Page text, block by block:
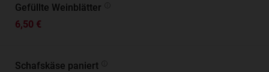
Gefüllte Weinblätter
6,50 €
Schafskäse paniert